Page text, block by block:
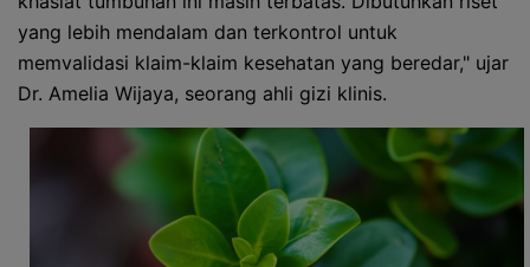
yang lebih mendalam dan terkontrol untuk
memvalidasi klaim-klaim kesehatan yang beredar," ujar
Dr. Amelia Wijaya, seorang ahli gizi klinis.